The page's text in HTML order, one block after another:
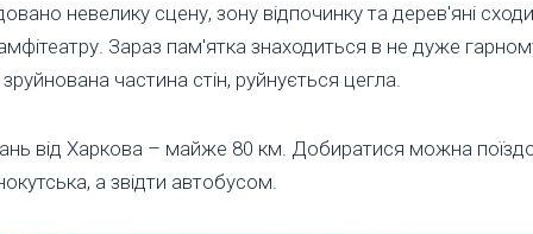
невелику сцену, зону відпочинку та дерев'яні
Зараз пам'ятка знаходиться в не дуже
зруйнована частина стін, руйнується цегла.
від Харкова – майже 80 км. Добиратися можна
а звідти автобусом.